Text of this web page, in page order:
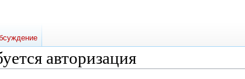
авторизация